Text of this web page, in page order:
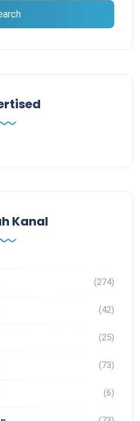
Kanal
(274)
(42)
(25)
(73)
(6)